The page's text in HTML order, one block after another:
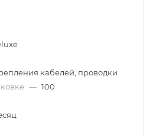
кабелей, проводки
— 100